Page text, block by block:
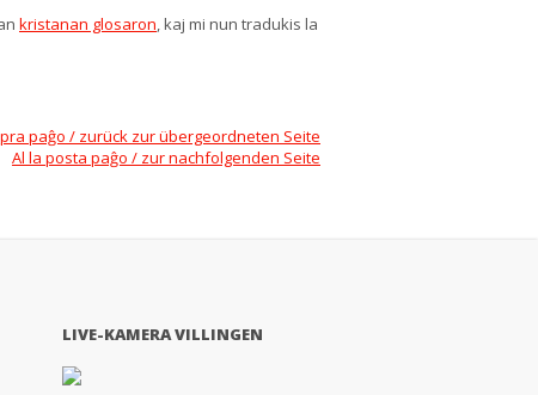
kristanan glosaron, kaj mi nun tradukis la
paĝo / zurück zur übergeordneten Seite
Al la posta paĝo / zur nachfolgenden Seite
LIVE-KAMERA VILLINGEN